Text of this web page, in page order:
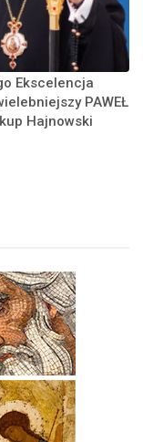
Ekscelencja
PAWEŁ
Hajnowski